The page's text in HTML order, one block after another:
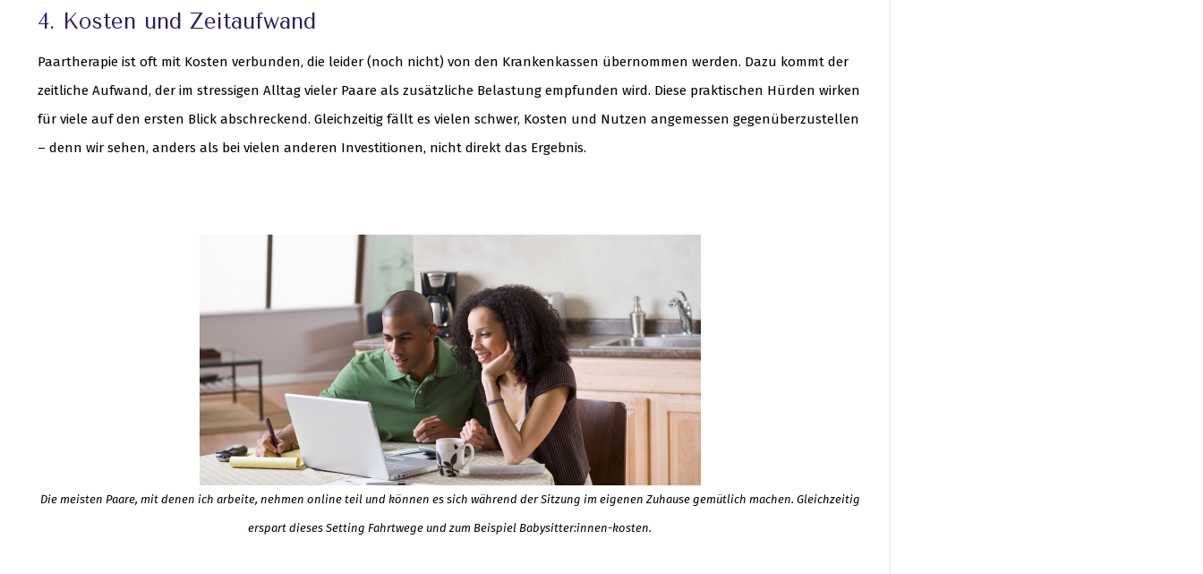
4. Kosten und Zeitaufwand
Paartherapie ist oft mit Kosten verbunden, die leider (noch nicht) von den Krankenkassen übernommen werden. Dazu kommt der
zeitliche Aufwand, der im stressigen Alltag vieler Paare als zusätzliche Belastung empfunden wird. Diese praktischen Hürden wirken
für viele auf den ersten Blick abschreckend. Gleichzeitig fällt es vielen schwer, Kosten und Nutzen angemessen gegenüberzustellen
– denn wir sehen, anders als bei vielen anderen Investitionen, nicht direkt das Ergebnis.
Die meisten Paare, mit denen ich arbeite, nehmen online teil und können es sich während der Sitzung im eigenen Zuhause gemütlich machen. Gleichzeitig
erspart dieses Setting Fahrtwege und zum Beispiel Babysitter:innen-kosten.